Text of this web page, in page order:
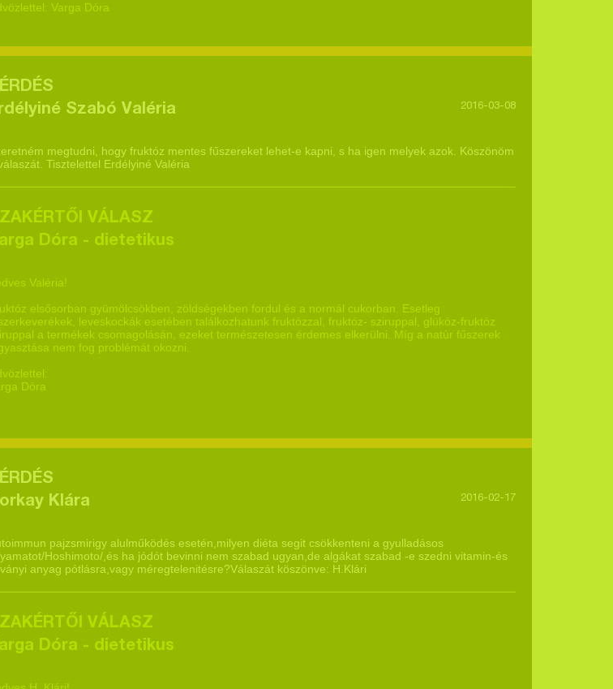
Varga Dóra
Szabó Valéria
2016-03-08
megtudni, hogy fruktóz mentes fűszereket lehet-e kapni, s ha igen melyek azok. Köszönöm
Tisztelettel Erdélyiné Valéria
VÁLASZ
Dóra - dietetikus
Valéria!
elsősorban gyümölcsökben, zöldségekben fordul és a normál cukorban. Esetleg
leveskockák esetében találkozhatunk fruktózzal, fruktóz- sziruppal, glükóz-fruktóz
a termékek csomagolásán, ezeket természetesen érdemes elkerülni. Míg a natúr fűszerek
nem fog problémát okozni.
Dóra
Klára
2016-02-17
pajzsmirigy alulműködés esetén,milyen diéta segit csökkenteni a gyulladásos
Hoshimoto/,és ha jódót bevinni nem szabad ugyan,de algákat szabad -e szedni vitamin-és
anyag pótlásra,vagy méregtelenitésre?Válaszát köszönve: H.Klári
VÁLASZ
Dóra - dietetikus